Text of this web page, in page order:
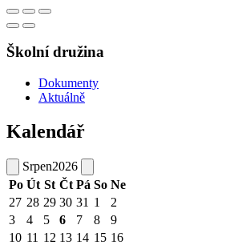
Školní družina
Dokumenty
Aktuálně
Kalendář
Srpen2026
Po Út St Čt Pá So Ne
27 28 29 30 31 1
2
3
4 5 6 7 8
9
10 11 12 13 14 15 16